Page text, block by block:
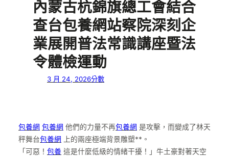
內蒙古杭錦旗總工會結合
查台包養網站察院深刻企
業展開普法常識講座暨法
令體檢運動
3 月 24, 2026分數
包養網 包養網 他們的力量不再包養網 是攻擊，而變成了林天
秤舞台包養網
上的兩座極端背景雕塑**。
「可惡！ 包養 這是什麼低級的情緒干擾！」牛土豪對著天空